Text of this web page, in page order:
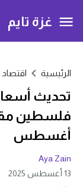
غزة تايم
الرئيسية اقتصاد
تحديث
أغسطس
Aya Zain
13 أغسطس 2025